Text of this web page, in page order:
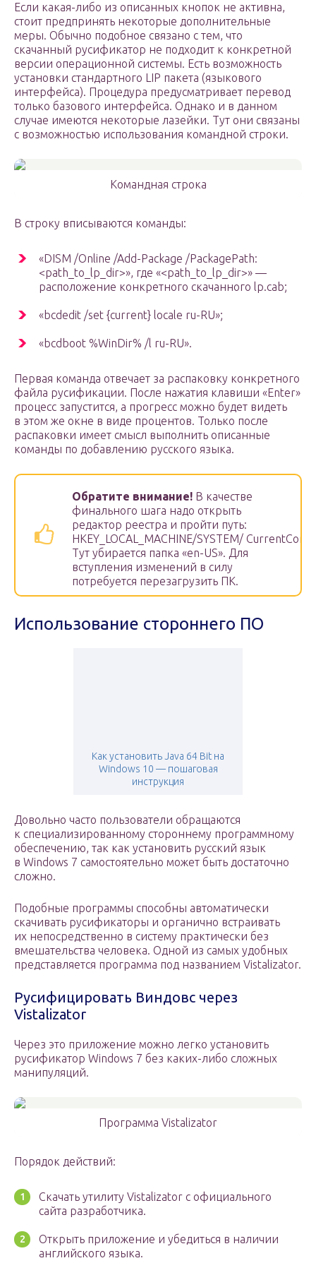
Если какая-либо из описанных кнопок не активна,
стоит предпринять некоторые дополнительные
меры. Обычно подобное связано с тем, что
скачанный русификатор не подходит к конкретной
версии операционной системы. Есть возможность
установки стандартного LIP пакета (языкового
интерфейса). Процедура предусматривает перевод
только базового интерфейса. Однако и в данном
случае имеются некоторые лазейки. Тут они связаны
с возможностью использования командной строки.
Командная строка
В строку вписываются команды:
«DISM /Online /Add-Package /PackagePath:
<path_to_lp_dir>», где «<path_to_lp_dir>» —
расположение конкретного скачанного lp.cab;
«bcdedit /set {current} locale ru-RU»;
«bcdboot %WinDir% /l ru-RU».
Первая команда отвечает за распаковку конкретного
файла русификации. После нажатия клавиши «Enter»
процесс запустится, а прогресс можно будет видеть
в этом же окне в виде процентов. Только после
распаковки имеет смысл выполнить описанные
команды по добавлению русского языка.
Обратите внимание! В качестве
финального шага надо открыть
редактор реестра и пройти путь:
HKEY_LOCAL_MACHINE/SYSTEM/
Тут убирается папка «en-US». Для
вступления изменений в силу
потребуется перезагрузить ПК.
Использование стороннего ПО
Как установить Java 64 Bit на
Windows 10 — пошаговая
инструкция
Довольно часто пользователи обращаются
к специализированному стороннему программному
обеспечению, так как установить русский язык
в Windows 7 самостоятельно может быть достаточно
сложно.
Подобные программы способны автоматически
скачивать русификаторы и органично встраивать
их непосредственно в систему практически без
вмешательства человека. Одной из самых удобных
представляется программа под названием Vistalizator.
Русифицировать Виндовс через
Vistalizator
Через это приложение можно легко установить
русификатор Windows 7 без каких-либо сложных
манипуляций.
Программа Vistalizator
Порядок действий:
Скачать утилиту Vistalizator с официального
сайта разработчика.
Открыть приложение и убедиться в наличии
английского языка.